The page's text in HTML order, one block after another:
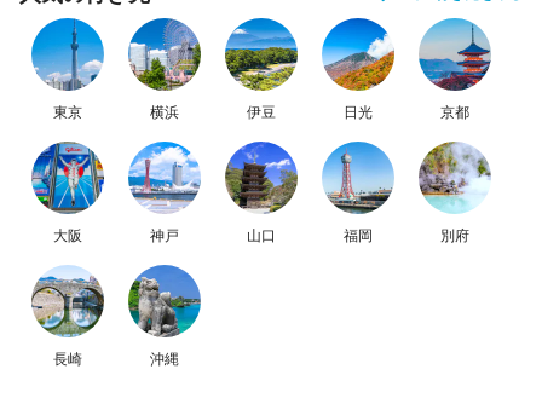
東京 横浜 伊豆 日光 京都
大阪 神戸 山口 福岡 別府
長崎 沖縄